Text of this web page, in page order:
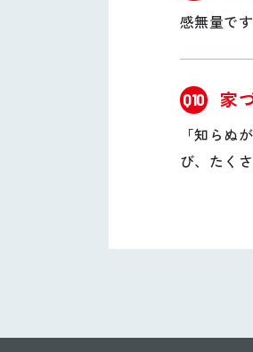
感無量で
Q10 家
「知らぬ
び、たく